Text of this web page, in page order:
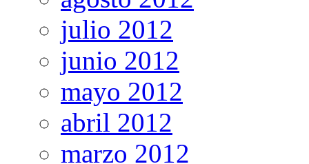
julio 2012
junio 2012
mayo 2012
abril 2012
marzo 2012